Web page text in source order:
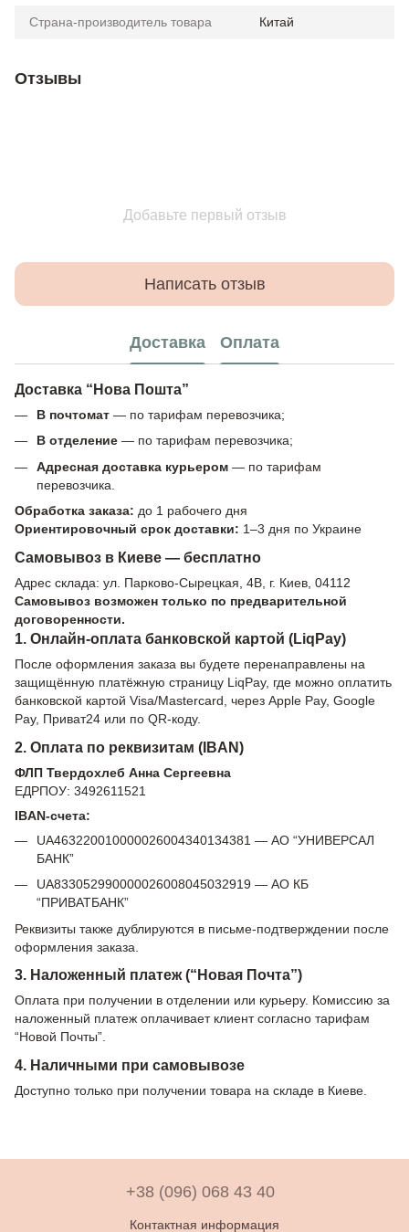
Страна-производитель товара Китай
Отзывы
Добавьте первый отзыв
Написать отзыв
Доставка Оплата
Доставка “Нова Пошта”
В почтомат — по тарифам перевозчика;
В отделение — по тарифам перевозчика;
Адресная доставка курьером — по тарифам
перевозчика.
Обработка заказа: до 1 рабочего дня
Ориентировочный срок доставки: 1–3 дня по Украине
Самовывоз в Киеве — бесплатно
Адрес склада: ул. Парково-Сырецкая, 4В, г. Киев, 04112
Самовывоз возможен только по предварительной
договоренности.
1. Онлайн-оплата банковской картой (LiqPay)
После оформления заказа вы будете перенаправлены на
защищённую платёжную страницу LiqPay, где можно оплатить
банковской картой Visa/Mastercard, через Apple Pay, Google
Pay, Приват24 или по QR-коду.
2. Оплата по реквизитам (IBAN)
ФЛП Твердохлеб Анна Сергеевна
ЕДРПОУ: 3492611521
IBAN-счета:
UA463220010000026004340134381 — АО “УНИВЕРСАЛ
БАНК”
UA833052990000026008045032919 — АО КБ
“ПРИВАТБАНК”
Реквизиты также дублируются в письме-подтверждении после
оформления заказа.
3. Наложенный платеж (“Новая Почта”)
Оплата при получении в отделении или курьеру. Комиссию за
наложенный платеж оплачивает клиент согласно тарифам
“Новой Почты”.
4. Наличными при самовывозе
Доступно только при получении товара на складе в Киеве.
+38 (096) 068 43 40
Контактная информация